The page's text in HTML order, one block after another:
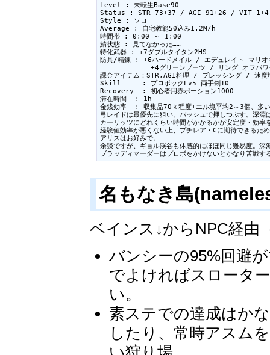
Level : 未転生Base90
Status : STR 73+37 / AGI 91+26 / VIT
Style : ソロ
Average : 自宅教範50込み1.2M/h
時間帯 : 0:00 ～ 1:00
鯖状態 : 見てなかった……
特化武器 : +7ダブルタイタン2HS
防具/精錬 : +6ハードメイル / エデュレイト マリオ
+4グリーンブーツ / リング オフパ
課金アイテム：STR,AGI料理 / ブレッシング / 速
Skill     : プロボックLv5 両手剣10
Recovery  : 初心者用赤ポーション1000
滞在時間  : 1h
金銭効率  : 収集品70ｋ程度+エル塊平均2～3個、多
弓レイドは最優先に狙い、バッシュで押しつぶす。深淵
カーリッツにどれくらい時間がかかるかが安定度・効率
経験値効率が悪くない上、プチレア・Cに期待できるた
アリスはお好みで。
余談ですが、ギョル渓谷も体感的にほぼ同じ難易度。深
ブラッディマーダーはプロボをかけないとかなり苦戦す
名もなき島
ベインス↓からNPC経由
バンシーの95%回避
でよければスロータ
い。
素ステでの達成はか
したり、常時アスム